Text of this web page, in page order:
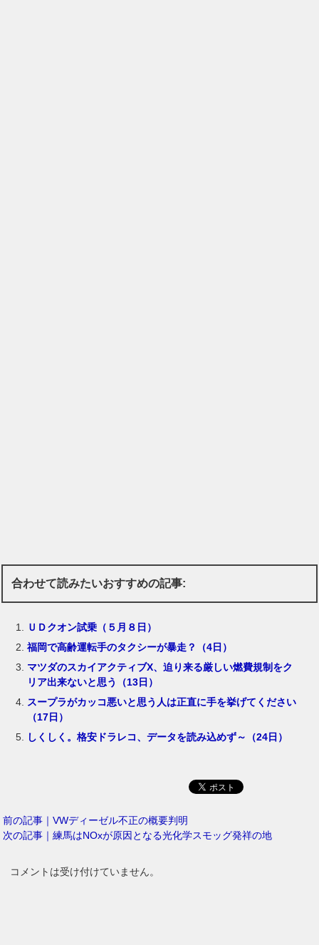
合わせて読みたいおすすめの記事:
ＵＤクオン試乗（５月８日）
福岡で高齢運転手のタクシーが暴走？（4日）
マツダのスカイアクティブX、迫り来る厳しい燃費規制をク
リア出来ないと思う（13日）
スープラがカッコ悪いと思う人は正直に手を挙げてください
（17日）
しくしく。格安ドラレコ、データを読み込めず～（24日）
前の記事｜VWディーゼル不正の概要判明
次の記事｜練馬はNOxが原因となる光化学スモッグ発祥の地
コメントは受け付けていません。